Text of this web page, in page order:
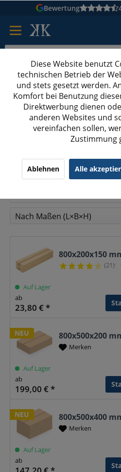
Bewertung
Kartons bedruckenKartons
Versandkartons ab 800 mm
Versandkartons ab 800
800x200x150
(21)¹
Auf Lager
ab
23,80 € *
NEU 800x500x200
Merken
Auf Lager
ab
199,00 € *
NEU 800x500x400
Merken
Auf Lager
ab
Diese Website benutzt
technischen Betrieb der
und stets gesetzt werden.
Komfort bei Benutzung
Direktwerbung dienen
anderen Websites und
vereinfachen sollen,
Zustimmung
Ablehnen Alle